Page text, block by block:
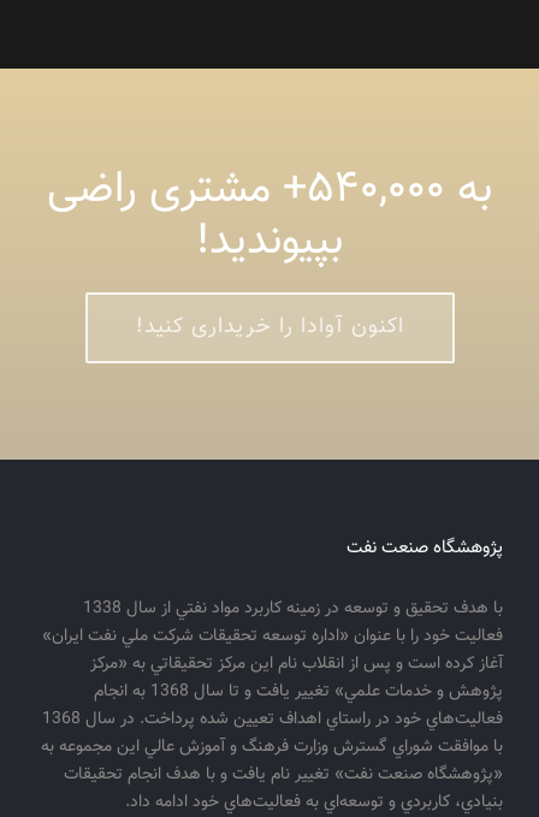
به ۵۴۰,۰۰۰+ مشتری راضی
بپیوندید!
اکنون آوادا را خریداری کنید!
پژوهشگاه صنعت نفت
با هدف تحقيق و توسعه در زمينه كاربرد مواد نفتي از سال 1338
فعاليت خود را با عنوان «اداره توسعه تحقيقات شركت ملي نفت ايران»
آغاز كرده است و پس از انقلاب نام اين مركز تحقيقاتي به «مركز
پژوهش و خدمات علمي» تغيير يافت و تا سال 1368 به انجام
فعاليت‌هاي خود در راستاي اهداف تعيين شده پرداخت. در سال 1368
با موافقت شوراي گسترش وزارت فرهنگ و آموزش عالي اين مجموعه به
«پژوهشگاه صنعت نفت» تغيير نام يافت و با هدف انجام تحقيقات
بنيادي، كاربردي و توسعه‌اي به فعاليت‌هاي خود ادامه داد.